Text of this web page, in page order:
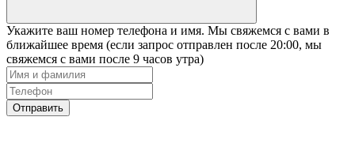
Укажите ваш номер телефона и имя. Мы свяжемся с вами в
ближайшее время (если запрос отправлен после 20:00, мы
свяжемся с вами после 9 часов утра)
Отправить